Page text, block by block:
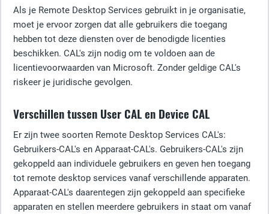
Als je Remote Desktop Services gebruikt in je organisatie,
moet je ervoor zorgen dat alle gebruikers die toegang
hebben tot deze diensten over de benodigde licenties
beschikken. CAL's zijn nodig om te voldoen aan de
licentievoorwaarden van Microsoft. Zonder geldige CAL's
riskeer je juridische gevolgen.
Verschillen tussen User CAL en Device CAL
Er zijn twee soorten Remote Desktop Services CAL's:
Gebruikers-CAL's en Apparaat-CAL's. Gebruikers-CAL's zijn
gekoppeld aan individuele gebruikers en geven hen toegang
tot remote desktop services vanaf verschillende apparaten.
Apparaat-CAL's daarentegen zijn gekoppeld aan specifieke
apparaten en stellen meerdere gebruikers in staat om vanaf